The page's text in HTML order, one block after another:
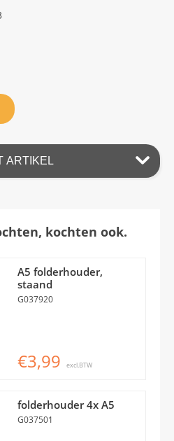
ARTIKEL
kochten ook.
A5 folderhouder,
staand
G037920
€3,99 excl.BTW
folderhouder 4x A5
G037501